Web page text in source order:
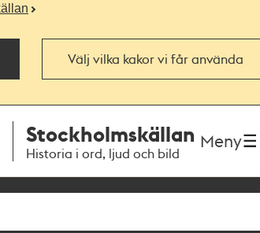
Välj vilka kakor vi får använda
Stockholmskällan
Historia i ord, ljud och bild
Meny